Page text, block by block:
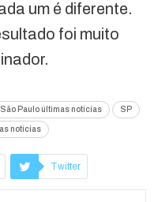
um é diferente.
foi muito
São Paulo últimas notícias SP
notícias
Twitter